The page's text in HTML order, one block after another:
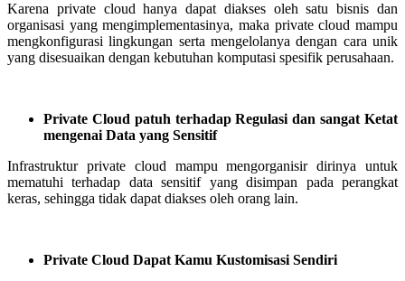
Karena private cloud hanya dapat diakses oleh satu bisnis dan
organisasi yang mengimplementasinya, maka private cloud mampu
mengkonfigurasi lingkungan serta mengelolanya dengan cara unik
yang disesuaikan dengan kebutuhan komputasi spesifik perusahaan.
Private Cloud patuh terhadap Regulasi dan sangat Ketat
mengenai Data yang Sensitif
Infrastruktur private cloud mampu mengorganisir dirinya untuk
mematuhi terhadap data sensitif yang disimpan pada perangkat
keras, sehingga tidak dapat diakses oleh orang lain.
Private Cloud Dapat Kamu Kustomisasi Sendiri